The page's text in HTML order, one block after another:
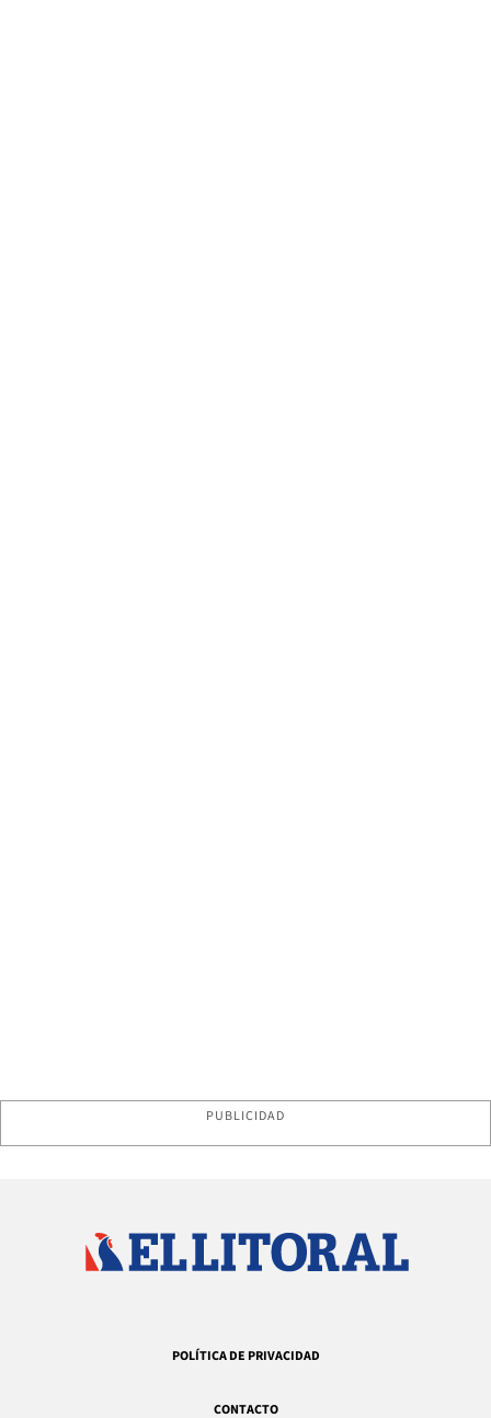
PUBLICIDAD
POLÍTICA DE PRIVACIDAD
CONTACTO